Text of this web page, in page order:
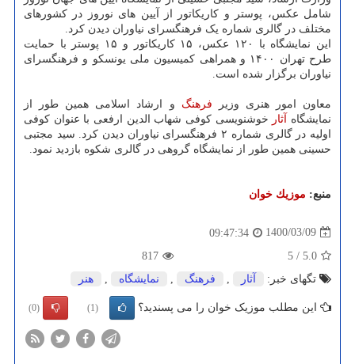
شامل عکس، پوستر و کاریکاتور از آیین های نوروز در کشورهای
مختلف در گالری شماره یک فرهنگسرای نیاوران دیدن کرد.
این نمایشگاه با ۱۲۰ عکس، ۱۵ کاریکاتور و ۱۵ پوستر با حمایت
طرح تهران ۱۴۰۰ و همراهی کمیسیون ملی یونسکو و فرهنگسرای
نیاوران برگزار شده است.
معاون امور هنری وزیر فرهنگ و ارشاد اسلامی همین طور از
نمایشگاه آثار خوشنویسی کوفی شهاب الدین ارفعی با عنوان کوفی
اولیه در گالری شماره ۲ فرهنگسرای نیاوران دیدن کرد. سید مجتبی
حسینی همین طور از نمایشگاه گروهی در گالری شکوه بازدید نمود.
منبع: موزیك خوان
1400/03/09
09:47:34
5.0
/
5
817
تگهای خبر:
آثار فرهنگ نمایشگاه هنر
این مطلب موزیک خوان را می پسندید؟ (1)
(0)